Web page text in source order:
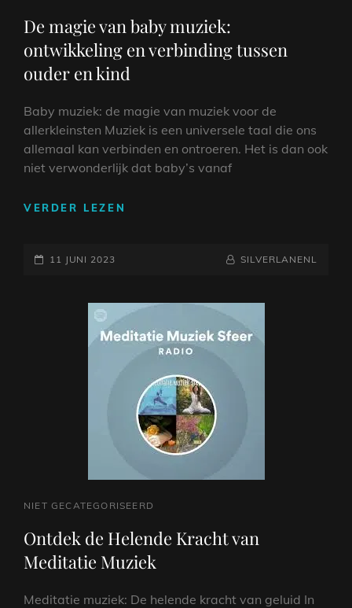
De magie van baby muziek:
ontwikkeling en verbinding tussen
ouder en kind
Baby muziek: de magie van muziek voor de
allerkleinsten Muziek is een universele taal die ons
allemaal kan verbinden en ontroeren. Het is dan ook
niet verwonderlijk dat baby’s vanaf
VERDER LEZEN
EN
VERBINDING
TUSSEN
OUDER
KIND
GEPLAATST
11 JUNI 2023 NAAMREGEL
BYLINE
SILVERLANENL
CAT
NIET GECATEGORISEERD
Ontdek de Helende Kracht van
Meditatie Muziek
Meditatie muziek: De helende kracht van geluid In